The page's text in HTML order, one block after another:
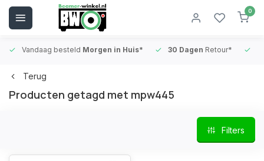
0
Vandaag besteld Morgen in Huis* 30 Dagen Retour*
Terug
Producten getagd met mpw445
Filters